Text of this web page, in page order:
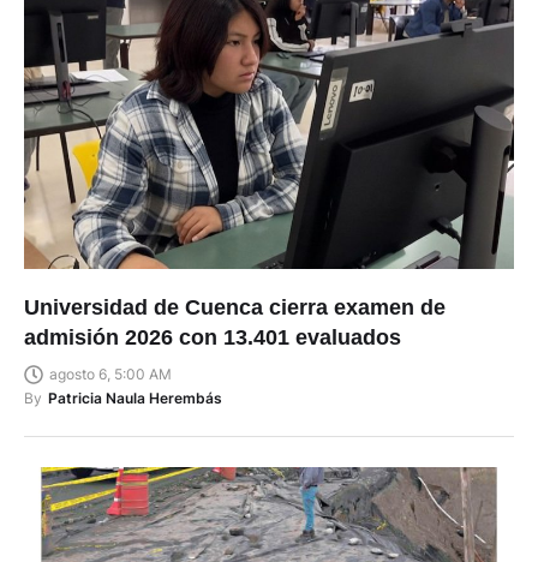
Universidad de Cuenca cierra examen de
admisión 2026 con 13.401 evaluados
agosto 6, 5:00 AM
By Patricia Naula Herembás